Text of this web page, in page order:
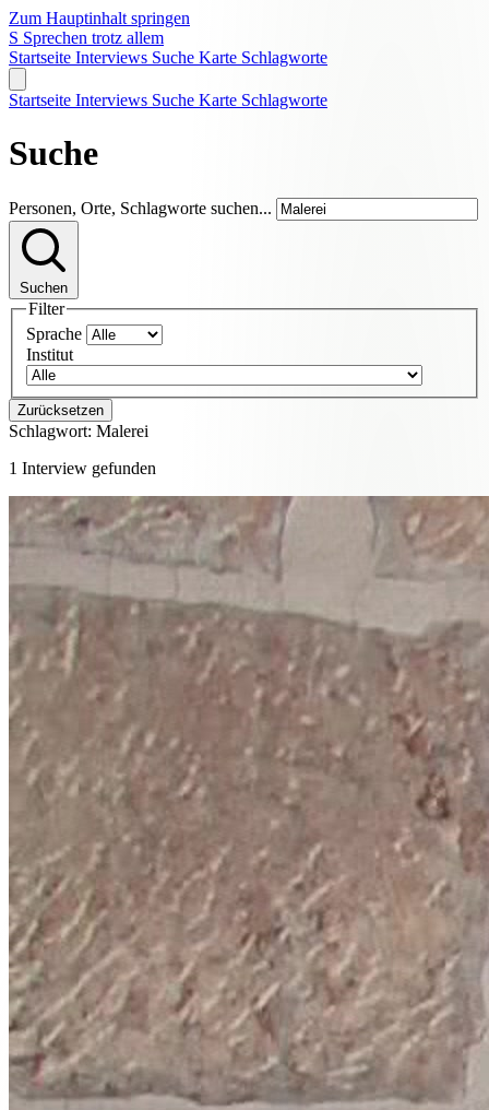
Zum Hauptinhalt springen
S Sprechen trotz allem
Startseite Interviews Suche Karte Schlagworte
Startseite Interviews Suche Karte Schlagworte
Suche
Personen, Orte, Schlagworte suchen...
Suchen
Filter
Sprache
Institut
Zurücksetzen
Schlagwort: Malerei
1 Interview gefunden